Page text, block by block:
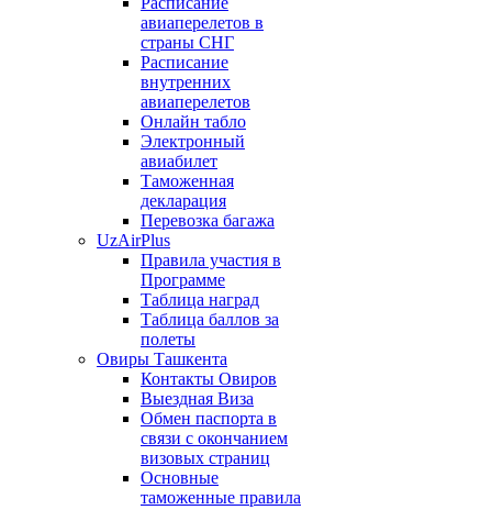
авиаперелетов в
страны СНГ
Расписание
внутренних
авиаперелетов
Онлайн табло
Электронный
авиабилет
Таможенная
декларация
Перевозка багажа
UzAirPlus
Правила участия в
Программе
Таблица наград
Таблица баллов за
полеты
Овиры Ташкента
Контакты Овиров
Выездная Виза
Обмен паспорта в
связи с окончанием
визовых страниц
Основные
таможенные правила